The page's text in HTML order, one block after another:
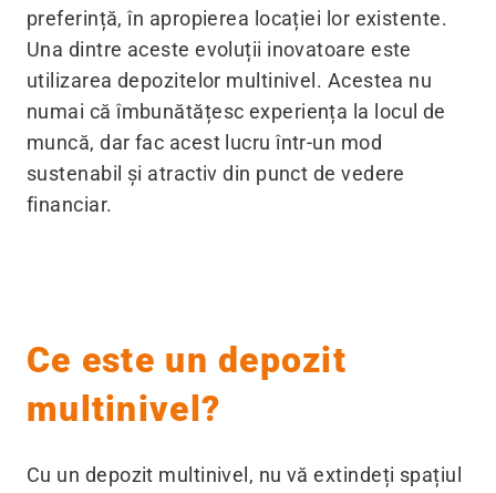
preferință, în apropierea locației lor existente.
Una dintre aceste evoluții inovatoare este
utilizarea depozitelor multinivel. Acestea nu
numai că îmbunătățesc experiența la locul de
muncă, dar fac acest lucru într-un mod
sustenabil și atractiv din punct de vedere
financiar.
Ce este un depozit
multinivel?
Cu un depozit multinivel, nu vă extindeți spațiul